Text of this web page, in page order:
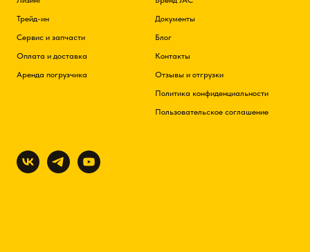
Трейд-ин
Сервис и запчасти
Оплата и доставка
Аренда погрузчика
Документы
Блог
Контакты
Отзывы и отгрузки
Политика конфиденциальности
Пользовательское соглашение